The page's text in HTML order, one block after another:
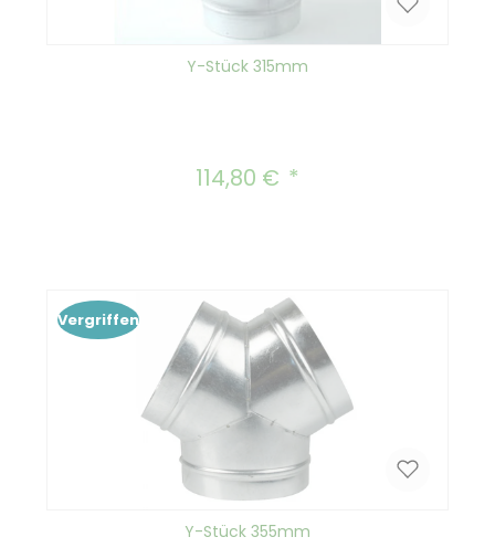
Y-Stück 315mm
Regulärer Preis:
114,80 €
Vergriffen
Y-Stück 355mm